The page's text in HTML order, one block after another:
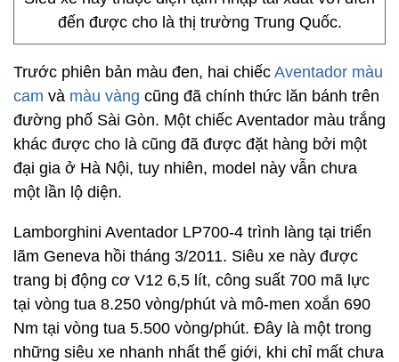
đến được cho là thị trường Trung Quốc.
Trước phiên bản màu đen, hai chiếc Aventador màu
cam và màu vàng cũng đã chính thức lăn bánh trên
đường phố Sài Gòn. Một chiếc Aventador màu trắng
khác được cho là cũng đã được đặt hàng bởi một
đại gia ở Hà Nội, tuy nhiên, model này vẫn chưa
một lần lộ diện.
Lamborghini Aventador LP700-4 trình làng tại triển
lãm Geneva hồi tháng 3/2011. Siêu xe này được
trang bị động cơ V12 6,5 lít, công suất 700 mã lực
tại vòng tua 8.250 vòng/phút và mô-men xoắn 690
Nm tại vòng tua 5.500 vòng/phút. Đây là một trong
những siêu xe nhanh nhất thế giới, khi chỉ mất chưa